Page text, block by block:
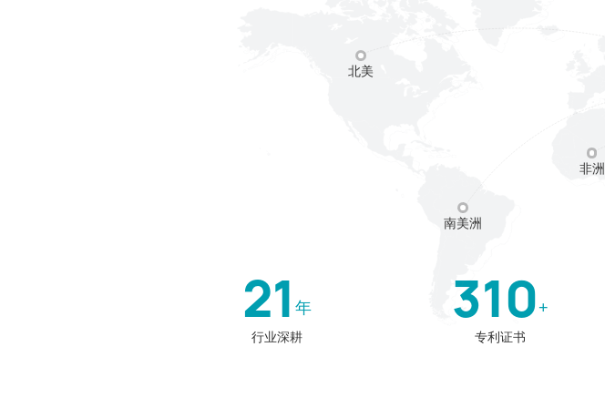
北美
南美洲
非洲
21年
行业深耕
310+
专利证书